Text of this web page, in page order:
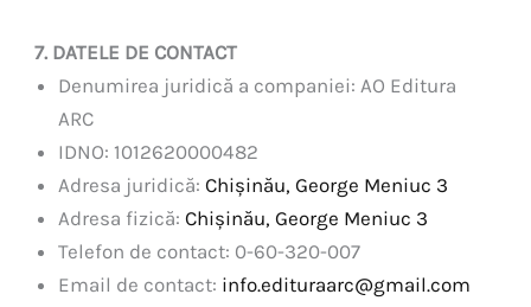
7. DATELE DE CONTACT
Denumirea juridică a companiei: AO Editura
ARC
IDNO: 1012620000482
Adresa juridică:Chișinău, George Meniuc 3
Adresa fizică:Chișinău, George Meniuc 3
Telefon de contact: 0-60-320-007
Email de contact: info.edituraarc@gmail.com